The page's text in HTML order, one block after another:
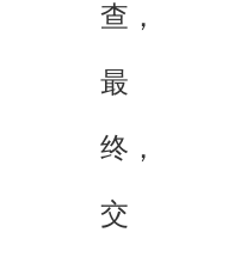
查，
最
终，
交